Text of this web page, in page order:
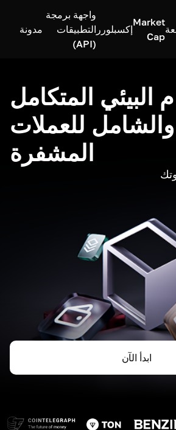
Market
Cap
إكسبلورر
واجهة برمجة
التطبيقات
(API)
مدونة
البيئي المتكامل
والشامل للعملات
المشفرة
ابدأ الآن